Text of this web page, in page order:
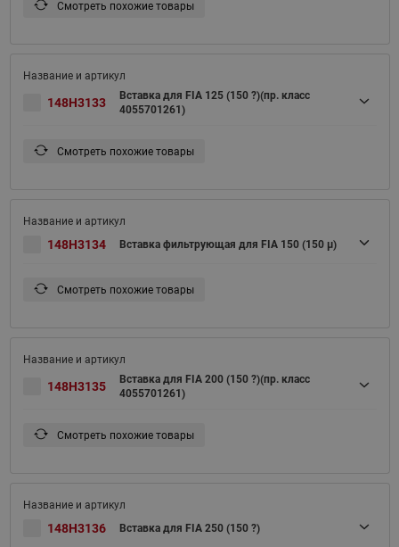
Смотреть похожие товары
148H3133
Вставка для FIA 125 (150 ?)(пр. класс
4055701261)
Смотреть похожие товары
148H3134 Вставка фильтрующая для FIA 150 (150 μ)
Смотреть похожие товары
148H3135
Вставка для FIA 200 (150 ?)(пр. класс
4055701261)
Смотреть похожие товары
148H3136 Вставка для FIA 250 (150 ?)